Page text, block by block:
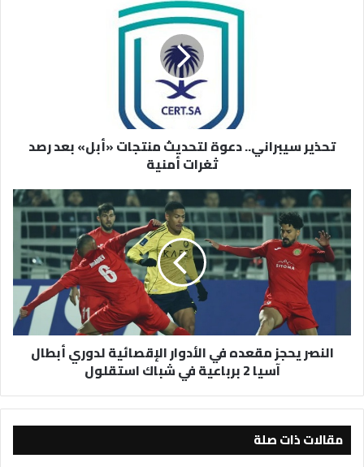
أمنيةتحذير سيبراني.. دعوة لتحديث منتجات «أبل» بعد رصد
ثغرات أمنية
النصر
يحجز
مقعده
في
الأدوار
الإقصائية
آسيا
النصر يحجز مقعده في الأدوار الإقصائية لدوري أبطال
آسيا 2 برباعية في شباك استقلول
مقالات ذات صلة